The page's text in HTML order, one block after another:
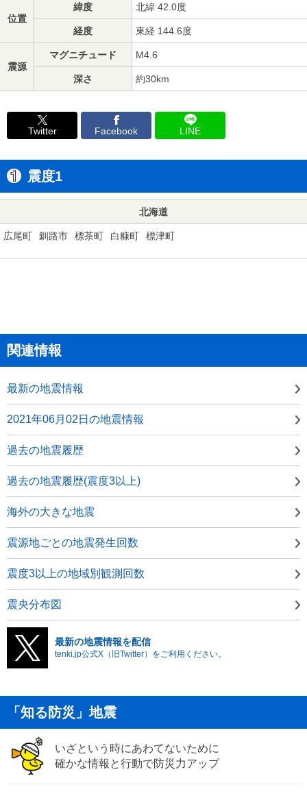
位置
緯度 北緯 42.0度
経度 東経 144.6度
震源
マグニチュード M4.6
深さ 約30km
Twitter Facebook LINE
震度1
北海道
広尾町 釧路市 標茶町 白糠町 標津町
関連情報
最新の地震情報
2021年06月02日の地震情報
過去の地震履歴
過去の地震履歴(震度3以上)
海外の大きな地震
震源地ごとの地震発生回数
震度3以上の地域別観測回数
震央分布図
最新の地震情報を配信
tenki.jp公式X（旧Twitter）をご利用ください。
「知る防災」地震
いざという時にあわてないために
確かな情報と行動で防災力アップ